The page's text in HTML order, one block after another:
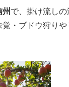
で、掛け流し
覚・ブドウ狩り